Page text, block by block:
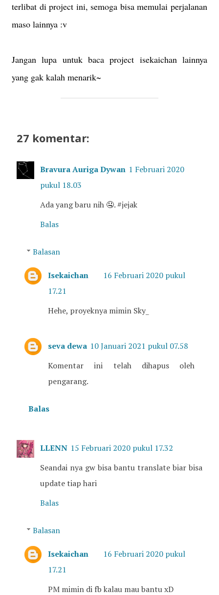
terlibat di project ini, semoga bisa memulai perjalanan
maso lainnya :v
Jangan lupa untuk baca project isekaichan lainnya
yang gak kalah menarik~
27 komentar:
Bravura Auriga Dywan 1 Februari 2020
pukul 18.03
Ada yang baru nih 🤤. #jejak
Balas
Balasan
Isekaichan
16 Februari 2020 pukul
17.21
Hehe, proyeknya mimin Sky_
seva dewa 10 Januari 2021 pukul 07.58
Komentar ini telah dihapus oleh
pengarang.
Balas
LLENN 15 Februari 2020 pukul 17.32
Seandai nya gw bisa bantu translate biar bisa
update tiap hari
Balas
Balasan
Isekaichan
16 Februari 2020 pukul
17.21
PM mimin di fb kalau mau bantu xD